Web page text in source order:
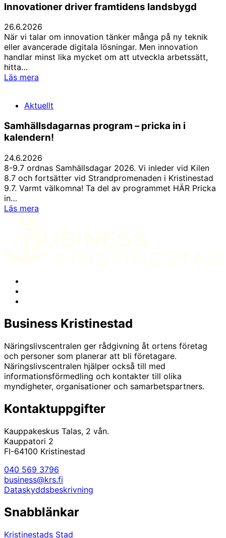
given
Innovationer driver framtidens landsbygd
26.6.2026
När vi talar om innovation tänker många på ny teknik
eller avancerade digitala lösningar. Men innovation
handlar minst lika mycket om att utveckla arbetssätt,
hitta…
Läs mera
landsbygd
Aktuellt
Samhällsdagarnas program – pricka in i
kalendern!
24.6.2026
8-9.7 ordnas Samhällsdagar 2026. Vi inleder vid Kilen
8.7 och fortsätter vid Strandpromenaden i Kristinestad
9.7. Varmt välkomna! Ta del av programmet HÄR Pricka
in…
Läs mera
Business Kristinestad
Näringslivscentralen ger rådgivning åt ortens företag
och personer som planerar att bli företagare.
Näringslivscentralen hjälper också till med
informationsförmedling och kontakter till olika
myndigheter, organisationer och samarbetspartners.
Kontaktuppgifter
Kauppakeskus Talas, 2 vån.
Kauppatori 2
FI-64100 Kristinestad
040 569 3796
business@krs.fi
Dataskyddsbeskrivning
Snabblänkar
Kristinestads Stad